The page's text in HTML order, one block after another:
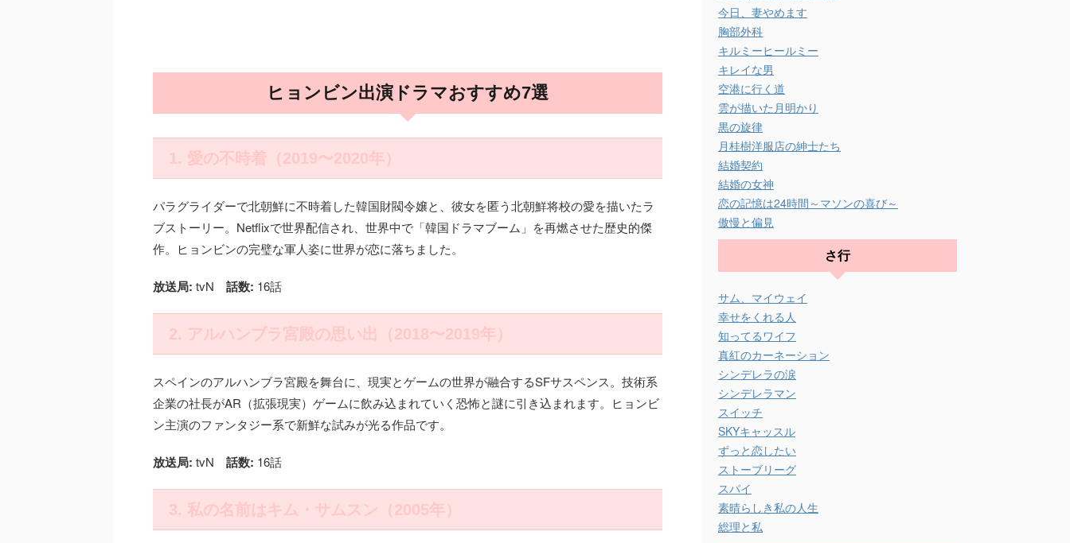
ヒョンビン出演ドラマおすすめ7選
1. 愛の不時着（2019〜2020年）
パラグライダーで北朝鮮に不時着した韓国財閥令嬢と、彼女を匿う北朝鮮将校の愛を描いたラ
ブストーリー。Netflixで世界配信され、世界中で「韓国ドラマブーム」を再燃させた歴史的傑
作。ヒョンビンの完璧な軍人姿に世界が恋に落ちました。
放送局: tvN 話数: 16話
2. アルハンブラ宮殿の思い出（2018〜2019年）
スペインのアルハンブラ宮殿を舞台に、現実とゲームの世界が融合するSFサスペンス。技術系
企業の社長がAR（拡張現実）ゲームに飲み込まれていく恐怖と謎に引き込まれます。ヒョンビ
ン主演のファンタジー系で新鮮な試みが光る作品です。
放送局: tvN 話数: 16話
3. 私の名前はキム・サムスン（2005年）
今日、妻やめます
胸部外科
キルミーヒールミー
キレイな男
空港に行く道
雲が描いた月明かり
黒の旋律
月桂樹洋服店の紳士たち
結婚契約
結婚の女神
恋の記憶は24時間～マソンの喜び～
傲慢と偏見
さ行
サム、マイウェイ
幸せをくれる人
知ってるワイフ
真紅のカーネーション
シンデレラの涙
シンデレラマン
スイッチ
SKYキャッスル
ずっと恋したい
ストーブリーグ
スパイ
素晴らしき私の人生
総理と私